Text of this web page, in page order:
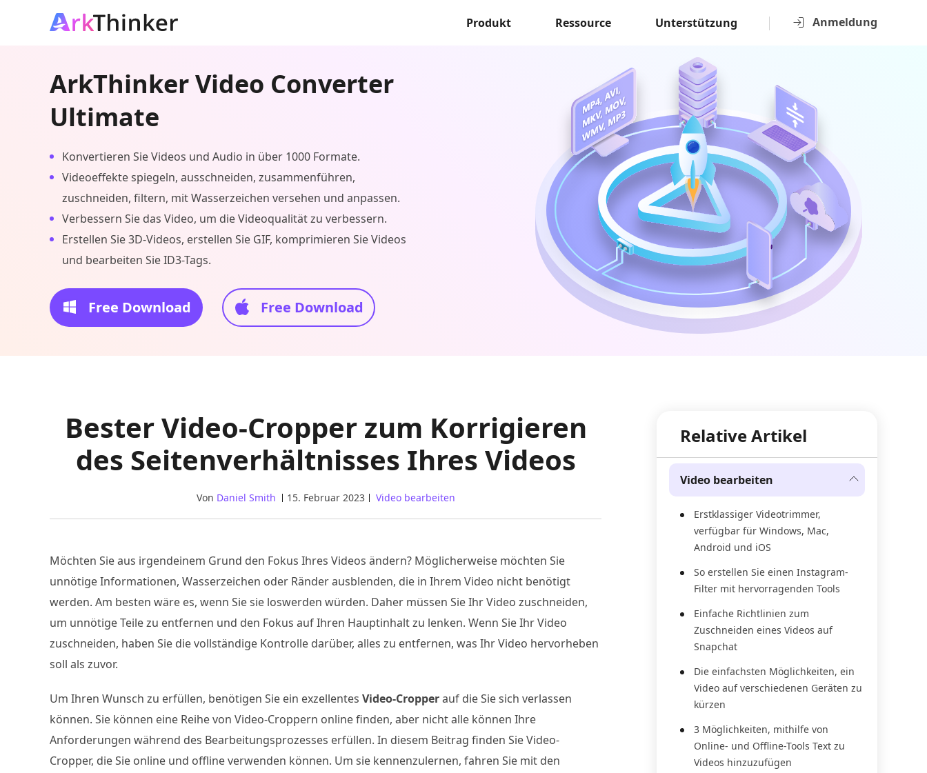
Anmeldung
Produkt Ressource Unterstützung
ArkThinker Video Converter
Ultimate
Konvertieren Sie Videos und Audio in über 1000 Formate.
Videoeffekte spiegeln, ausschneiden, zusammenführen,
zuschneiden, filtern, mit Wasserzeichen versehen und anpassen.
Verbessern Sie das Video, um die Videoqualität zu verbessern.
Erstellen Sie 3D-Videos, erstellen Sie GIF, komprimieren Sie Videos
und bearbeiten Sie ID3-Tags.
Free Download Free Download
Bester Video-Cropper zum Korrigieren
des Seitenverhältnisses Ihres Videos
Von Daniel Smith 15. Februar 2023 Video bearbeiten
Möchten Sie aus irgendeinem Grund den Fokus Ihres Videos ändern? Möglicherweise möchten Sie
unnötige Informationen, Wasserzeichen oder Ränder ausblenden, die in Ihrem Video nicht benötigt
werden. Am besten wäre es, wenn Sie sie loswerden würden. Daher müssen Sie Ihr Video zuschneiden,
um unnötige Teile zu entfernen und den Fokus auf Ihren Hauptinhalt zu lenken. Wenn Sie Ihr Video
zuschneiden, haben Sie die vollständige Kontrolle darüber, alles zu entfernen, was Ihr Video hervorheben
soll als zuvor.
Um Ihren Wunsch zu erfüllen, benötigen Sie ein exzellentes Video-Cropperauf die Sie sich verlassen
können. Sie können eine Reihe von Video-Croppern online finden, aber nicht alle können Ihre
Anforderungen während des Bearbeitungsprozesses erfüllen. In diesem Beitrag finden Sie Video-
Cropper, die Sie online und offline verwenden können. Um sie kennenzulernen, fahren Sie mit den
Relative Artikel
Video bearbeiten
Erstklassiger Videotrimmer,
verfügbar für Windows, Mac,
Android und iOS
So erstellen Sie einen Instagram-
Filter mit hervorragenden Tools
Einfache Richtlinien zum
Zuschneiden eines Videos auf
Snapchat
Die einfachsten Möglichkeiten, ein
Video auf verschiedenen Geräten zu
kürzen
3 Möglichkeiten, mithilfe von
Online- und Offline-Tools Text zu
Videos hinzuzufügen